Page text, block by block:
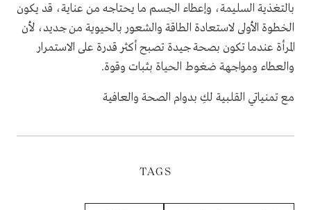
بالتغذية السليمة، وإعطاء الجسم ما يحتاجه من عناية، قد يكون
الخطوة الأولى لاستعادة الطاقة والشعور بالحيوية من جديد، لأن
المرأة عندما تكون بصحة جيدة تصبح أكثر قدرة على الاستمرار
والعطاء ومواجهة ضغوط الحياة بثبات وقوة.
مع تمنياتي القلبية لكِ بدوام الصحة والعافية
TAGS